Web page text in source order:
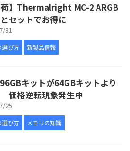
荷】Thermalright MC-2 ARGB
セットでお得に
31
選び方 新製品情報
キットが64GBキットより
価格逆転現象発生中
25
選び方 メモリの知識